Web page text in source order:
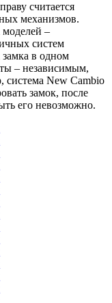
считается
механизмов.
–
систем
замка в одном
– независимым,
New Cambio
замок, после
его невозможно.